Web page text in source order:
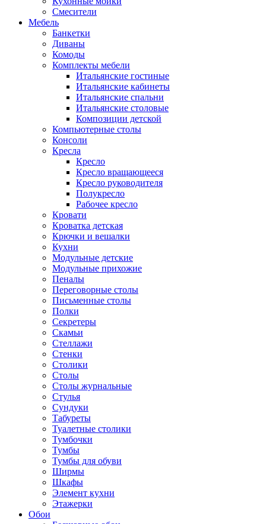
Смесители
Мебель
Банкетки
Диваны
Комоды
Комплекты мебели
Итальянские гостиные
Итальянские кабинеты
Итальянские спальни
Итальянские столовые
Композиции детской
Компьютерные столы
Консоли
Кресла
Кресло
Кресло вращающееся
Кресло руководителя
Полукресло
Рабочее кресло
Кровати
Кроватка детская
Крючки и вешалки
Кухни
Модульные детские
Модульные прихожие
Пеналы
Переговорные столы
Письменные столы
Полки
Секретеры
Скамьи
Стеллажи
Стенки
Столики
Столы
Столы журнальные
Стулья
Сундуки
Табуреты
Туалетные столики
Тумбочки
Тумбы
Тумбы для обуви
Ширмы
Шкафы
Элемент кухни
Этажерки
Обои